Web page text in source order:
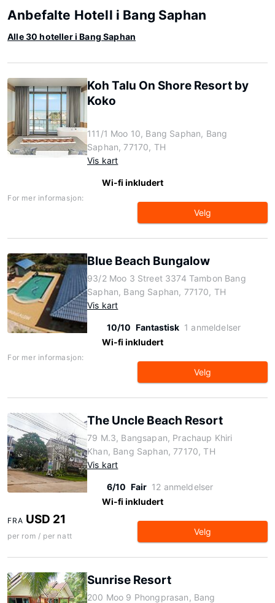
Anbefalte Hotell i Bang Saphan
Alle 30 hoteller i Bang Saphan
Koh Talu On Shore Resort by
Koko
111/1 Moo 10, Bang Saphan, Bang
Saphan, 77170, TH
Vis kart
Wi-fi inkludert
For mer informasjon:
Velg
Blue Beach Bungalow
93/2 Moo 3 Street 3374 Tambon Bang
Saphan, Bang Saphan, 77170, TH
Vis kart
10/10 Fantastisk 1 anmeldelser
Wi-fi inkludert
For mer informasjon:
Velg
The Uncle Beach Resort
79 M.3, Bangsapan, Prachaup Khiri
Khan, Bang Saphan, 77170, TH
Vis kart
6/10 Fair 12 anmeldelser
Wi-fi inkludert
FRA USD 21
per rom / per natt Velg
Sunrise Resort
200 Moo 9 Phongprasan, Bang